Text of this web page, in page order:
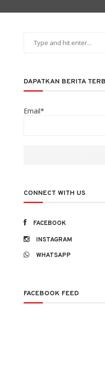
DAPATKAN BERITA
Email*
CONNECT WITH US
FACEBOOK
INSTAGRAM
WHATSAPP
FACEBOOK FEED